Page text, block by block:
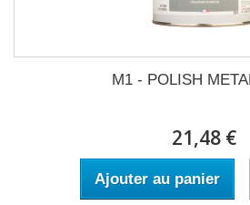
M1 - POLISH
21,48 €
Ajouter au panier